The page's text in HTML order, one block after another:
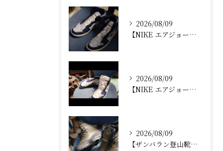
2026/08/09
【NIKE エアジョーダン ゴルフシューズ｜ソール剥がれ修理...
2026/08/09
【NIKE エアジョーダン ゴルフシューズ｜ソール剥がれ修理...
2026/08/09
【ザンバラン登山靴｜加水分解によるソール交換修理】